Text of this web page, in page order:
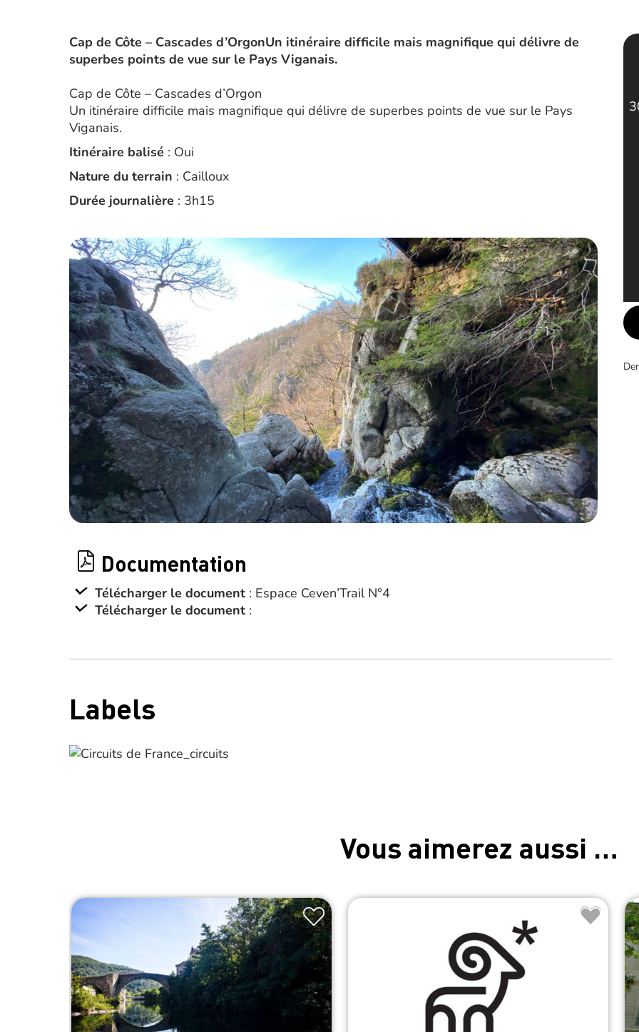
Cap de Côte – Cascades d’OrgonUn itinéraire difficile mais magnifique qui délivre de
superbes points de vue sur le Pays Viganais.
Cap de Côte – Cascades d’Orgon
Un itinéraire difficile mais magnifique qui délivre de superbes points de vue sur le Pays
Viganais.
Itinéraire balisé : Oui
Nature du terrain : Cailloux
Durée journalière : 3h15
Documentation
Télécharger le document : Espace Ceven’Trail N°4
Télécharger le document :
Labels
Vous aimerez aussi …